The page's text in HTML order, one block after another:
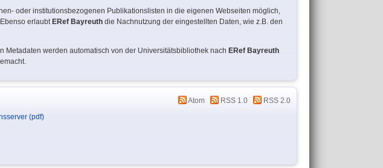
oder institutionsbezogenen Publikationslisten in die eigenen Webseiten möglich,
erlaubt ERef Bayreuth die Nachnutzung der eingestellten Daten, wie z.B. den
Metadaten werden automatisch von der Universitätsbibliothek nach ERef Bayreuth
Atom RSS 1.0 RSS 2.0
(pdf)